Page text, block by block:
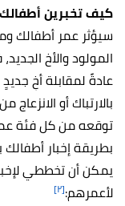
كيف تخبرين
سيؤثر عمر أطفالك
المولود والأخ
عادةً لمقابلة أخٍ
بالارتباك أو الانزعاج
توقعه من كل فئة
بطريقة إخبار
يمكن أن تخططي
لأعمرهم:[٢]